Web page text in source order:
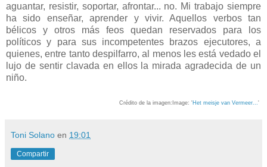
aguantar, resistir, soportar, afrontar... no. Mi trabajo siempre
ha sido enseñar, aprender y vivir. Aquellos verbos tan
bélicos y otros más feos quedan reservados para los
políticos y para sus incompetentes brazos ejecutores, a
quienes, entre tanto despilfarro, al menos les está vedado el
lujo de sentir clavada en ellos la mirada agradecida de un
niño.
Crédito de la imagen:Image: 'Het meisje van Vermeer... '
Toni Solano en 19:01
Compartir